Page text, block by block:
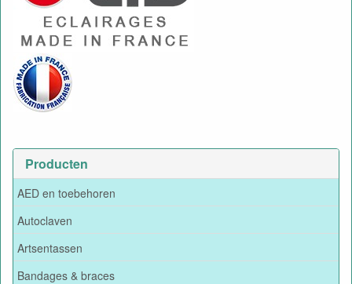
Producten
AED en toebehoren
Autoclaven
Artsentassen
Bandages & braces